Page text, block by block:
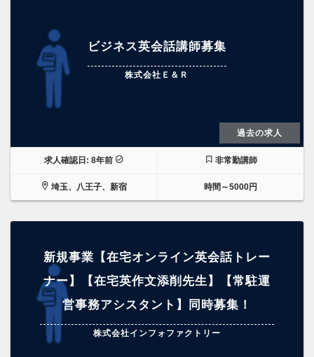
ビジネス英会話講師募集
株式会社Ｅ＆Ｒ
過去の求人
求人確認日: 8年前 非常勤講師
埼玉、八王子、新宿 時間～5000円
新規事業【在宅オンライン英会話トレー
ナー】【在宅英作文添削先生】【常駐運
営事務アシスタント】同時募集！
株式会社インフォファクトリー